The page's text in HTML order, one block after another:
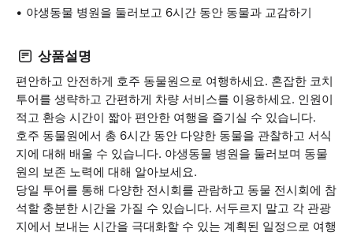
야생동물 병원을 둘러보고 6시간 동안 동물과 교감하기
상품설명
편안하고 안전하게 호주 동물원으로 여행하세요. 혼잡한 코치
투어를 생략하고 간편하게 차량 서비스를 이용하세요. 인원이
적고 환승 시간이 짧아 편안한 여행을 즐기실 수 있습니다.
호주 동물원에서 총 6시간 동안 다양한 동물을 관찰하고 서식
지에 대해 배울 수 있습니다. 야생동물 병원을 둘러보며 동물
원의 보존 노력에 대해 알아보세요.
당일 투어를 통해 다양한 전시회를 관람하고 동물 전시회에 참
석할 충분한 시간을 가질 수 있습니다. 서두르지 말고 각 관광
지에서 보내는 시간을 극대화할 수 있는 계획된 일정으로 여행